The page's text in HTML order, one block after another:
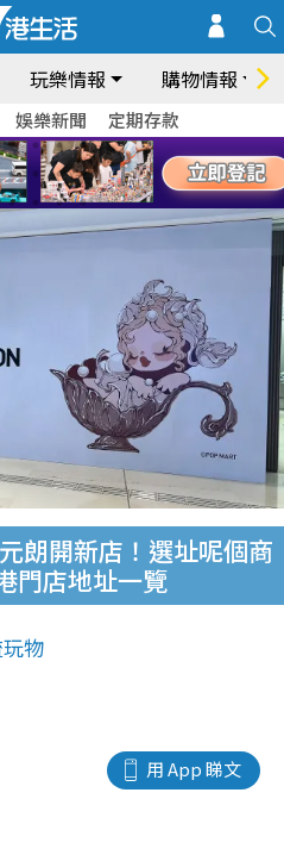
玩樂情報 購物情報
娛樂新聞 定期存款
朗開新店！選址呢個商
門店地址一覽
物
用 App 睇文